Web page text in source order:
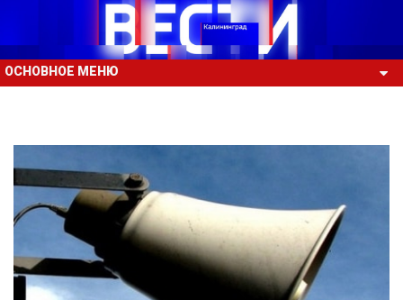
ОСНОВНОЕ МЕНЮ